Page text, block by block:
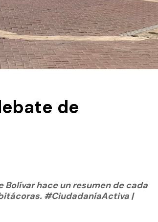
de
Bolívar hace un resumen de cada
#CiudadaníaActiva |